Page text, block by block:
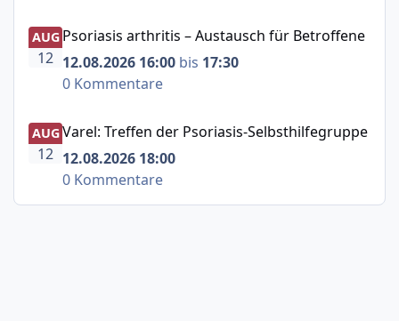
Psoriasis arthritis – Austausch für Betroffene
AUG
12
Psoriasis arthritis – Austausch für Betroffene
12.08.2026 16:00 bis 17:30
0 Kommentare
Varel: Treffen der Psoriasis-Selbsthilfegruppe
AUG
12
Varel: Treffen der Psoriasis-Selbsthilfegruppe
12.08.2026 18:00
0 Kommentare